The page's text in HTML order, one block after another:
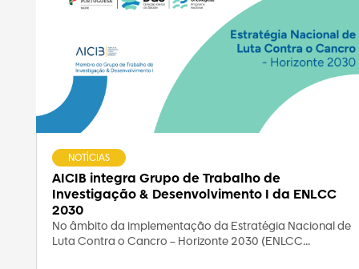
AICIB integra Grupo de Trabalho de
Investigação & Desenvolvimento I da ENLCC
2030
NOTÍCIAS
No âmbito da implementação da Estratégia Nacional de
Luta Contra o Cancro – Horizonte 2030 (ENLCC...